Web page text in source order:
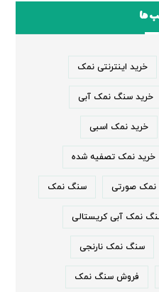
ها
خرید اینترنتی نمک
خرید سنگ نمک آبی
خرید نمک اسبی
خرید نمک تصفیه شده
نمک صورتی سنگ نمک
نمک آبی کریستالی
سنگ نمک نارنجی
فروش سنگ نمک